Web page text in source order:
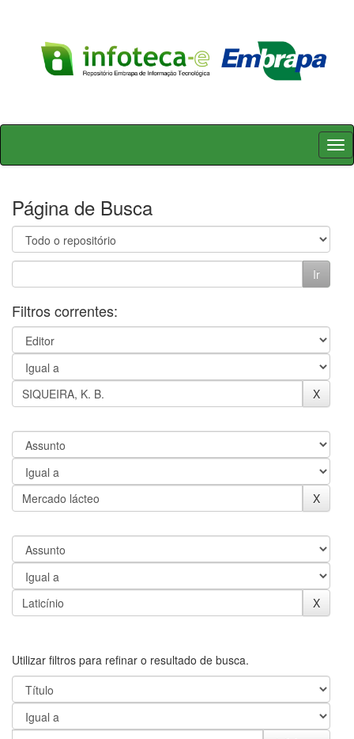
Skip
Página de Busca
Filtros correntes:
Utilizar filtros para refinar o resultado de busca.